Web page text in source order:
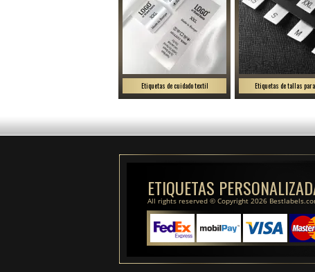
Etiquetas de cuidado textil Etiquetas de tallas
ETIQUETAS
All rights reserved © Copyright 2026